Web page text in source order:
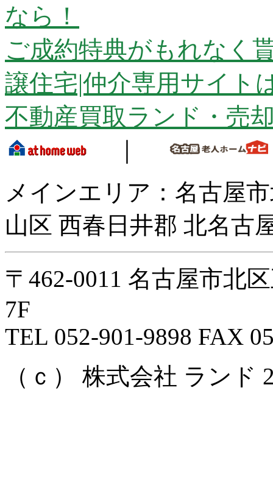
なら！
ご成約特典がもれなく
譲住宅|仲介専用サイト
不動産買取ランド・売
メインエリア：名古屋
山区 西春日井郡 北名古
〒462-0011 名古屋市北
7F
TEL 052-901-9898 FAX
（ｃ） 株式会社 ランド